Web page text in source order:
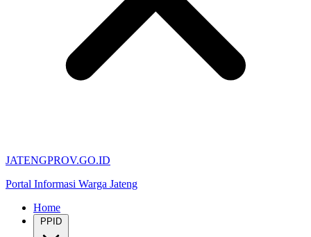
JATENGPROV.GO.ID
Portal Informasi Warga Jateng
Home
PPID